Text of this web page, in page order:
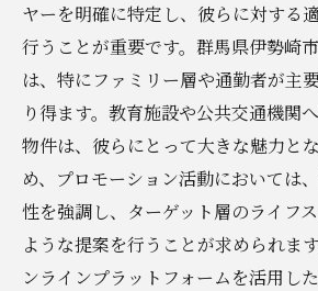
ヤーを明確に特定し、彼らに対する
行うことが重要です。群馬県伊勢崎
は、特にファミリー層や通勤者が主
り得ます。教育施設や公共交通機関
物件は、彼らにとって大きな魅力と
め、プロモーション活動においては
性を強調し、ターゲット層のライフ
ような提案を行うことが求められま
ンラインプラットフォームを活用し